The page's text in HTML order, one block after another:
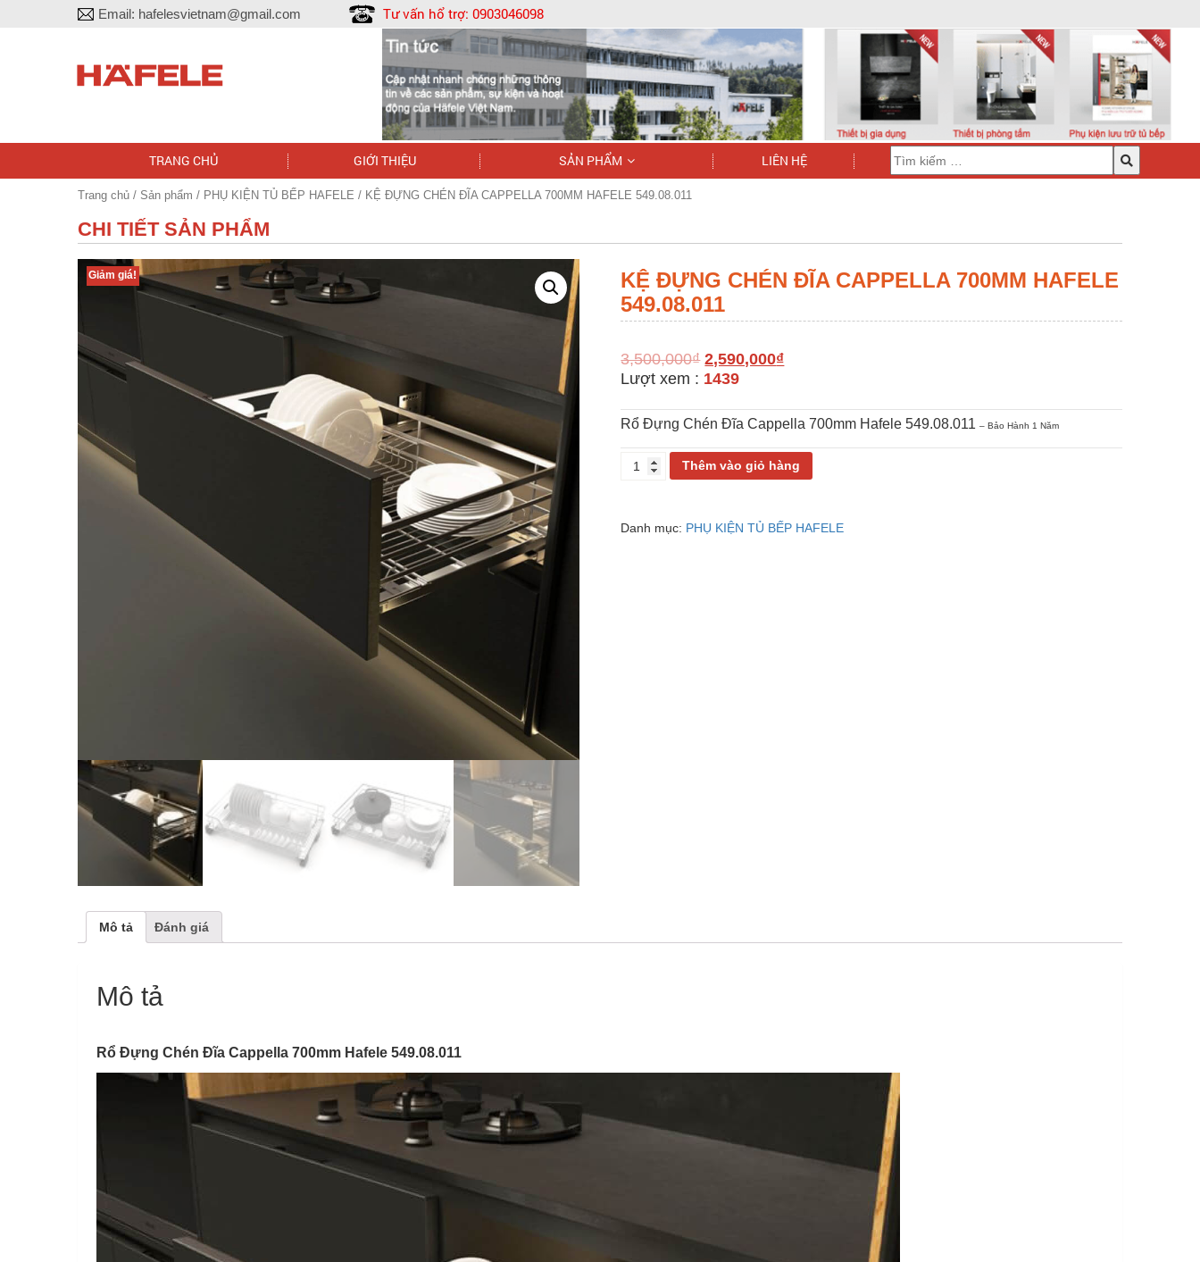
Email: hafelesvietnam@gmail.com Tư vấn hổ trợ: 0903046098
TRANG CHỦ GIỚI THIỆU SẢN PHẨM LIÊN HỆ
Trang chủ / Sản phẩm / PHỤ KIỆN TỦ BẾP HAFELE / KỆ ĐỰNG CHÉN ĐĨA CAPPELLA 700MM HAFELE 549.08.011
CHI TIẾT SẢN PHẨM
Giảm giá!
KỆ ĐỰNG CHÉN ĐĨA CAPPELLA 700MM HAFELE
549.08.011
3,500,000₫ 2,590,000₫
Lượt xem : 1439
Rổ Đựng Chén Đĩa Cappella 700mm Hafele 549.08.011– Bảo Hành 1 Năm
KỆ
CAPPELLA
Thêm vào giỏ hàng
Danh mục: PHỤ KIỆN TỦ BẾP HAFELE
Mô tả Đánh giá
Mô tả
Rổ Đựng Chén Đĩa Cappella 700mm Hafele 549.08.011